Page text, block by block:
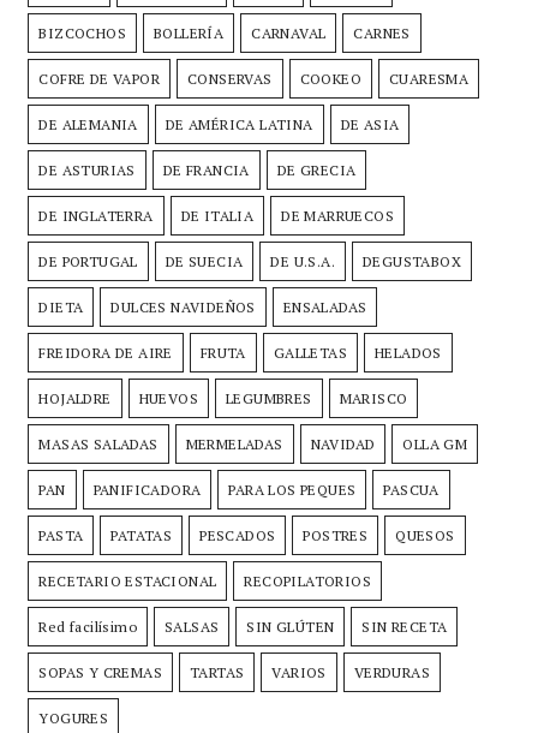
BIZCOCHOS BOLLERÍA CARNAVAL CARNES
COFRE DE VAPOR CONSERVAS COOKEO CUARESMA
DE ALEMANIA DE AMÉRICA LATINA DE ASIA
DE ASTURIAS DE FRANCIA DE GRECIA
DE INGLATERRA DE ITALIA DE MARRUECOS
DE PORTUGAL DE SUECIA DE U.S.A. DEGUSTABOX
DIETA DULCES NAVIDEÑOS ENSALADAS
FREIDORA DE AIRE FRUTA GALLETAS HELADOS
HOJALDRE HUEVOS LEGUMBRES MARISCO
MASAS SALADAS MERMELADAS NAVIDAD OLLA GM
PAN PANIFICADORA PARA LOS PEQUES PASCUA
PASTA PATATAS PESCADOS POSTRES QUESOS
RECETARIO ESTACIONAL RECOPILATORIOS
Red facilísimo SALSAS SIN GLÚTEN SIN RECETA
SOPAS Y CREMAS TARTAS VARIOS VERDURAS
YOGURES